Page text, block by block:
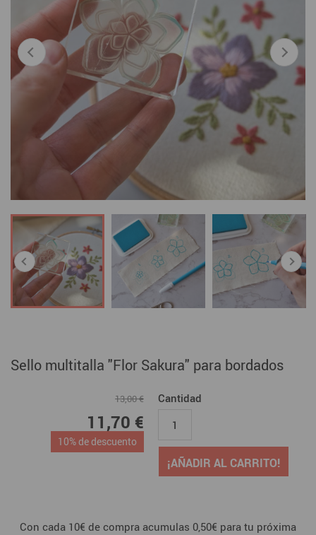
Sello multitalla "Flor Sakura" para bordados
13,00 €
11,70 €
10% de descuento
Cantidad
¡AÑADIR AL CARRITO!
Con cada 10€ de compra acumulas 0,50€ para tu próxima